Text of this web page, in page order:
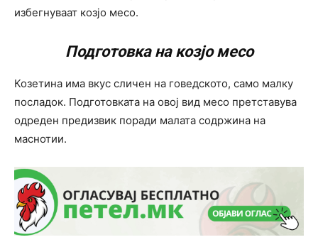
избегнуваат козјо месо.
Подготовка на козјо месо
Козетина има вкус сличен на говедското, само малку
посладок. Подготовката на овој вид месо претставува
одреден предизвик поради малата содржина на
маснотии.